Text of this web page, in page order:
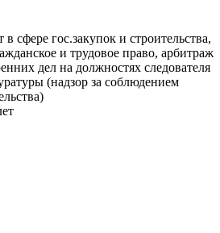
сфере гос.закупок и строительства,
и трудовое право, арбитраж
дел на должностях следователя
(надзор за соблюдением